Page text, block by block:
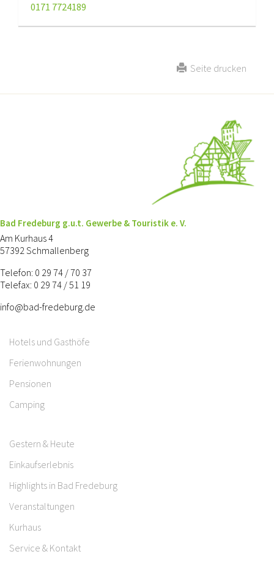
0171 7724189
Seite drucken
Bad Fredeburg g.u.t. Gewerbe & Touristik e. V.
Am Kurhaus 4
57392 Schmallenberg
Telefon: 0 29 74 / 70 37
Telefax: 0 29 74 / 51 19
info@bad-fredeburg.de
Hotels und Gasthöfe
Ferienwohnungen
Pensionen
Camping
Gestern & Heute
Einkaufserlebnis
Highlights in Bad Fredeburg
Veranstaltungen
Kurhaus
Service & Kontakt